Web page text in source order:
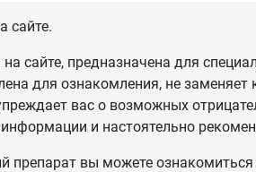
сайте.
сайте, предназначена для
для ознакомления, не
вас о возможных
и настоятельно
вы можете